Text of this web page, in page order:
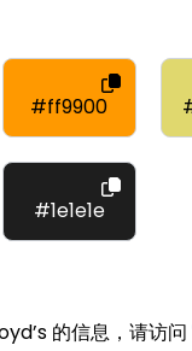
#ff9900
#1e1e1e
的信息，请访问